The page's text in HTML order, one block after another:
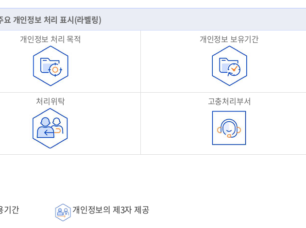
요 개인정보 처리 표시(라벨링)
개인정보 처리 목적 개인정보 보유기간
처리위탁 고충처리부서
기간 개인정보의 제3자 제공